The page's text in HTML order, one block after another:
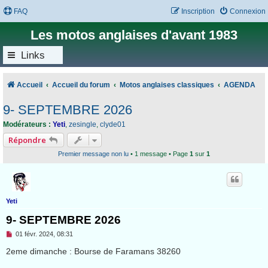
FAQ Connexion
Inscription
Les motos anglaises d'avant 1983
Links
Accueil Accueil du forum Motos anglaises classiques AGENDA
9- SEPTEMBRE 2026
Modérateurs : Yeti, zesingle, clyde01
Répondre
Premier message non lu • 1 message • Page 1 sur 1
Yeti
9- SEPTEMBRE 2026
M
s
s
01 févr. 2024, 08:31
2eme dimanche : Bourse de Faramans 38260